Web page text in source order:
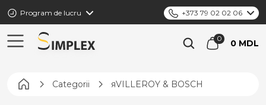
Program de lucru +373 79 02 02 06
0 MDL
Pagina principală
Categorii яVILLEROY & BOSCH